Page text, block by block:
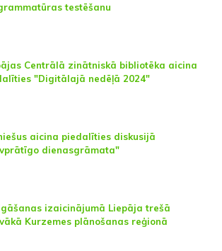
testēšanu
Centrālā zinātniskā bibliotēka aicina
"Digitālajā nedēļā 2024"
aicina piedalīties diskusijā
dienasgrāmata"
izaicinājumā Liepāja trešā
Kurzemes plānošanas reģionā